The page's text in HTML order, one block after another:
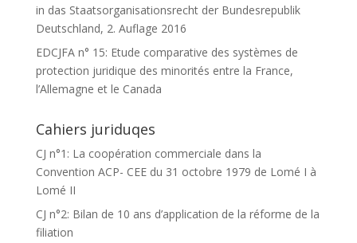
in das Staatsorganisationsrecht der Bundesrepublik
Deutschland, 2. Auflage 2016
EDCJFA n° 15: Etude comparative des systèmes de
protection juridique des minorités entre la France,
l’Allemagne et le Canada
Cahiers juriduqes
CJ n°1: La coopération commerciale dans la
Convention ACP- CEE du 31 octobre 1979 de Lomé I à
Lomé II
CJ n°2: Bilan de 10 ans d’application de la réforme de la
filiation